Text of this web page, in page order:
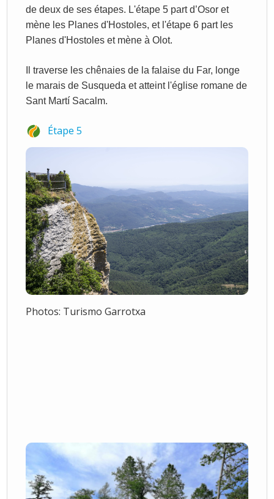
de deux de ses étapes. L'étape 5 part d’Osor et
mène les Planes d'Hostoles, et l'étape 6 part les
Planes d'Hostoles et mène à Olot.
Il traverse les chênaies de la falaise du Far, longe
le marais de Susqueda et atteint l'église romane de
Sant Martí Sacalm.
Étape 5
Photos: Turismo Garrotxa